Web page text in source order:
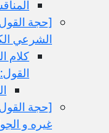
[حجة
الشرعي
كلام
القول:
[حجة
غيره و